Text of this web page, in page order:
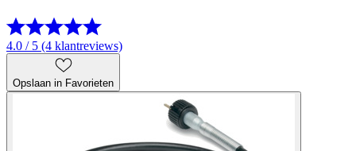
4.0 / 5 (4 klantreviews)
Opslaan in Favorieten